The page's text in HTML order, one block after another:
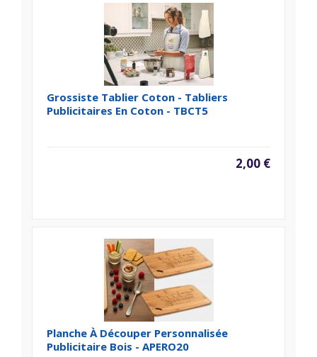
Grossiste Tablier Coton - Tabliers
Publicitaires En Coton - TBCT5
2,00 €
Planche À Découper Personnalisée
Publicitaire Bois - APERO20